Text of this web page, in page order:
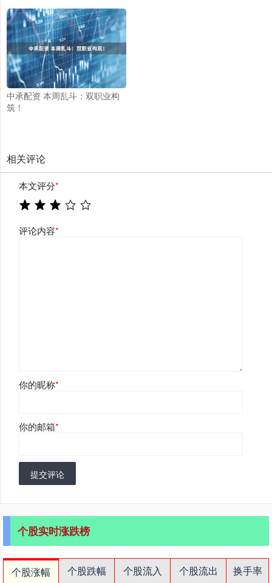
中承配资 本周乱斗：双职业构
筑！
相关评论
本文评分*
评论内容*
你的昵称*
你的邮箱*
提交评论
个股实时涨跌榜
个股涨幅 个股跌幅 个股流入 个股流出
换手率